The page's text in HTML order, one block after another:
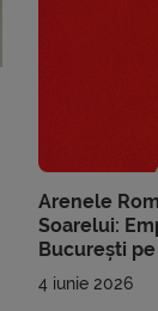
Arenele
Soarelui:
București
4 iunie 2026